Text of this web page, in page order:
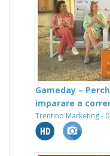
Gameday –
imparare a
Trentino Marketing -